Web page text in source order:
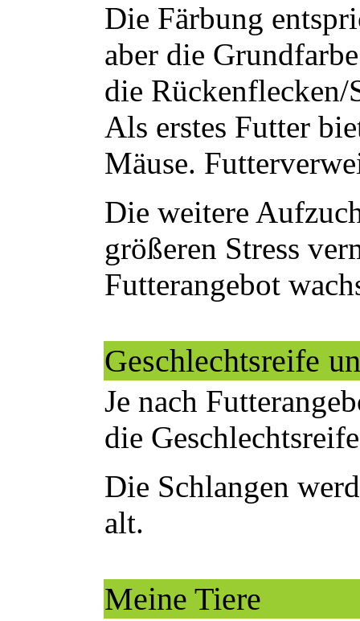
Die Färbung
aber die
die
Als erstes Futter
Mäuse.
Die weitere
größeren Stress
Futterangebot
Geschlechtsreife
Je nach
die
Die Schlangen
alt.
Meine Tiere